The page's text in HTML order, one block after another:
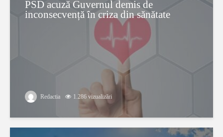
PSD acuză Guvernul demis de
inconsecvență în criza din sănătate
Redactia 1.286 vizualizări